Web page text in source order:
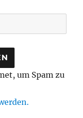
um Spam zu